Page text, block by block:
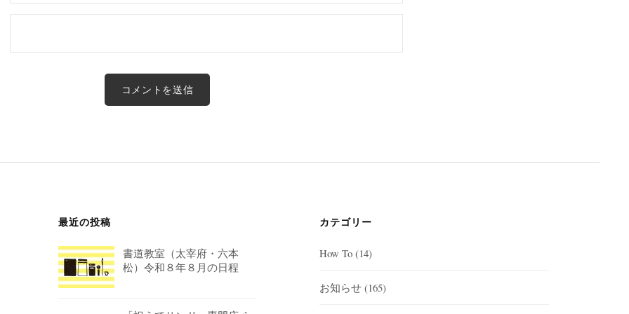
最近の投稿
書道教室（太宰府・六本
松）令和８年８月の日程
カテゴリー
How To (14)
お知らせ (165)